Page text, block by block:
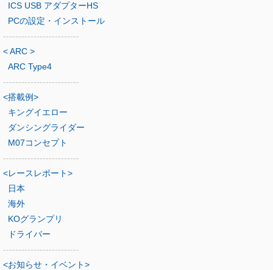
ICS USB アダプターHS
PCの設定・インストール
-------------------------
< ARC >
ARC Type4
-------------------------
<搭載例>
キングイエロー
ダンシングライダー
M07コンセプト
-------------------------
<レースレポート>
日本
海外
KOグランプリ
ドライバー
-------------------------
<お知らせ・イベント>